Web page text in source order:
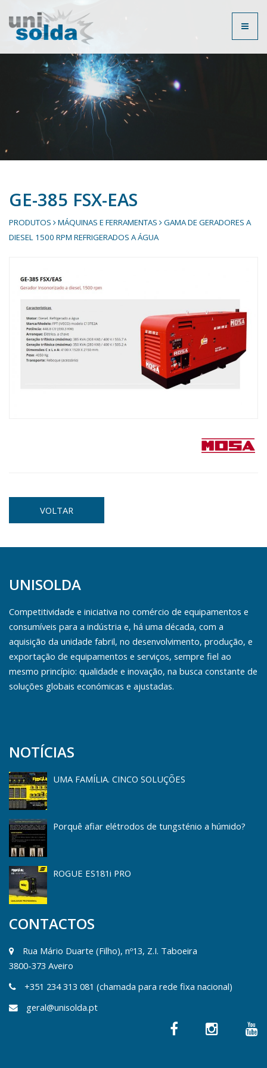
Toggle
GE-385 FSX-EAS
PRODUTOS MÁQUINAS E FERRAMENTAS
GAMA DE GERADORES A
DIESEL 1500 RPM REFRIGERADOS A ÁGUA
VOLTAR
UNISOLDA
Competitividade e iniciativa no comércio de equipamentos e
consumíveis para a indústria e, há uma década, com a
aquisição da unidade fabril, no desenvolvimento, produção, e
exportação de equipamentos e serviços, sempre fiel ao
mesmo princípio: qualidade e inovação, na busca constante de
soluções globais económicas e ajustadas.
NOTÍCIAS
UMA FAMÍLIA. CINCO SOLUÇÕES
Porquê afiar elétrodos de tungsténio a húmido?
ROGUE ES181i PRO
CONTACTOS
Rua Mário Duarte (Filho), nº13, Z.I. Taboeira
3800-373 Aveiro
+351 234 313 081 (chamada para rede fixa nacional)
geral@unisolda.pt